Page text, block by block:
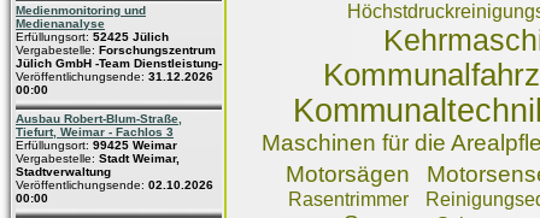
Medienmonitoring und
Medienanalyse
Erfüllungsort: 52425 Jülich
Vergabestelle: Forschungszentrum
Jülich GmbH -Team Dienstleistung-
Veröffentlichungsende: 31.12.2026
00:00
Ausbau Robert-Blum-Straße,
Tiefurt, Weimar - Fachlos 3
Erfüllungsort: 99425 Weimar
Vergabestelle: Stadt Weimar,
Stadtverwaltung
Veröffentlichungsende: 02.10.2026
00:00
Maschinen für die
Motorsägen
Rasentrimmer